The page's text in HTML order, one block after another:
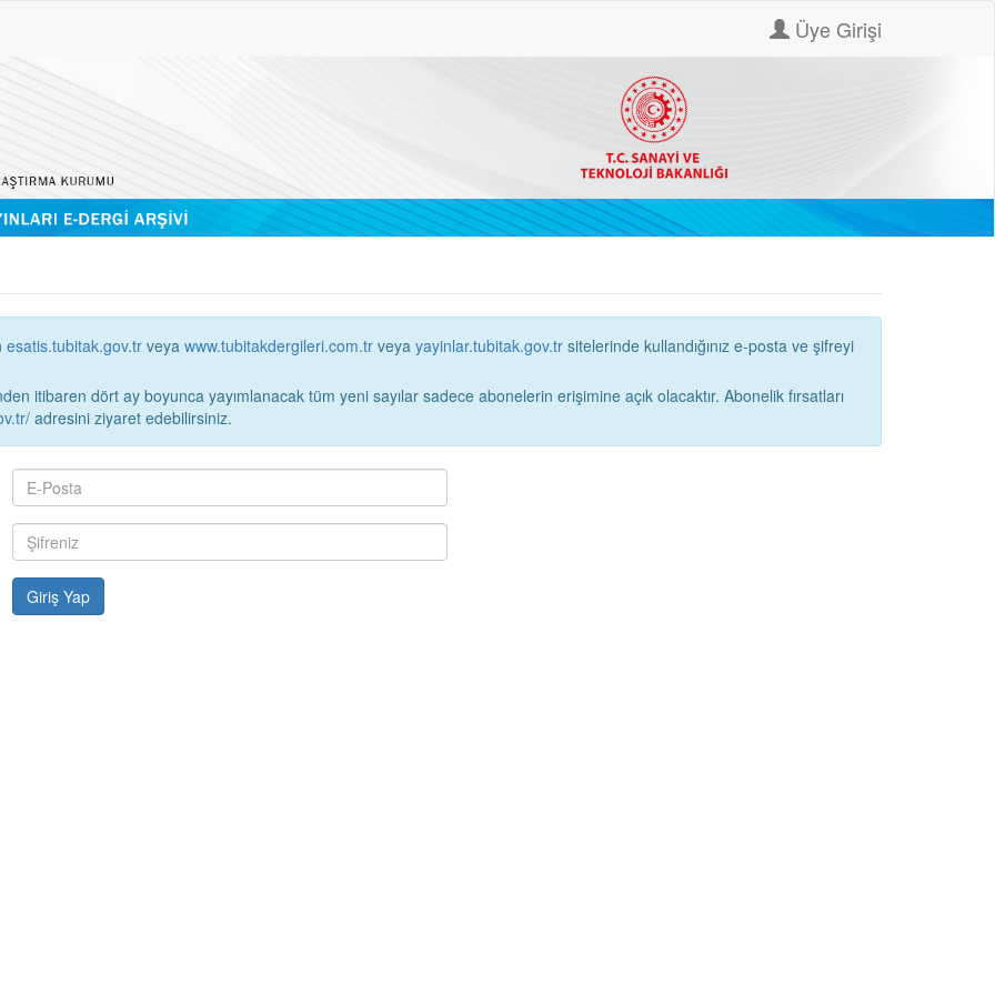
Üye Girişi
esatis.tubitak.gov.tr veya www.tubitakdergileri.com.tr veya yayinlar.tubitak.gov.tr
itibaren dört ay boyunca yayımlanacak tüm yeni sayılar sadece abonelerin erişimine açık olacaktır. Abonelik fırsatları
adresini ziyaret edebilirsiniz.